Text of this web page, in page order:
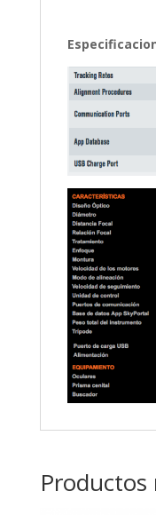
Productos